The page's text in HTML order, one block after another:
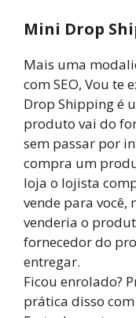
Mini Drop
Mais uma
com SEO, Vou te
Drop Shipping é
produto vai do
sem passar por
compra um
loja o lojista
vende para você,
venderia o
fornecedor do
entregar.
Ficou enrolado?
prática disso com